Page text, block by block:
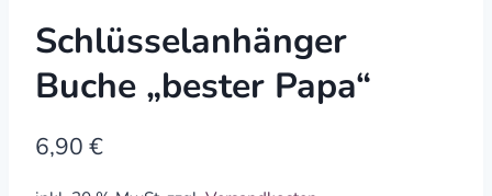
Schlüsselanhänger
Buche „bester Papa“
6,90 €